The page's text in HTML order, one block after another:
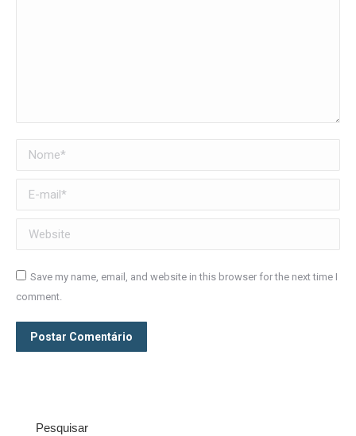
Nome *
E-mail *
Website
Save my name, email, and website in this browser for the next time I
comment.
Postar Comentário
Pesquisar